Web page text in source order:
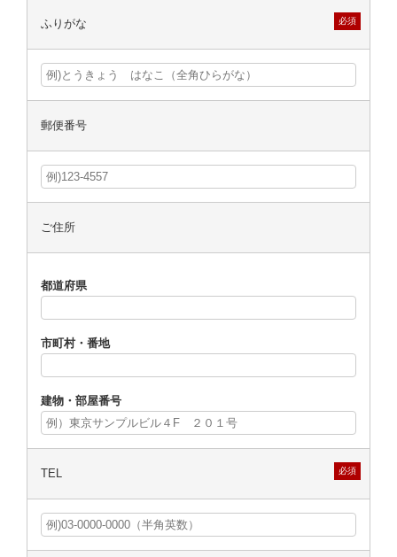
ふりがな 必須
郵便番号
ご住所
都道府県
市町村・番地
建物・部屋番号
TEL 必須